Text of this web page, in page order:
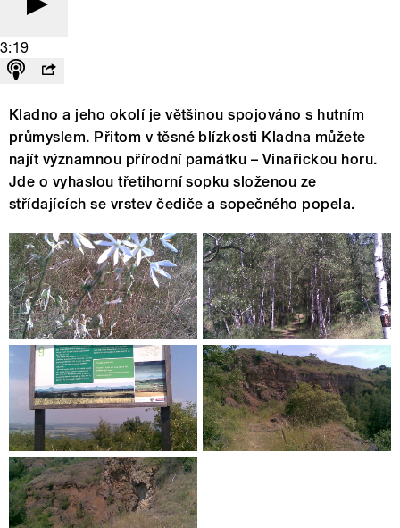
3:19
Kladno a jeho okolí je většinou spojováno s hutním
průmyslem. Přitom v těsné blízkosti Kladna můžete
najít významnou přírodní památku – Vinařickou horu.
Jde o vyhaslou třetihorní sopku složenou ze
střídajících se vrstev čediče a sopečného popela.